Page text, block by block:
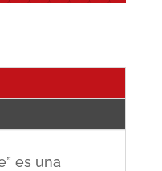
es una